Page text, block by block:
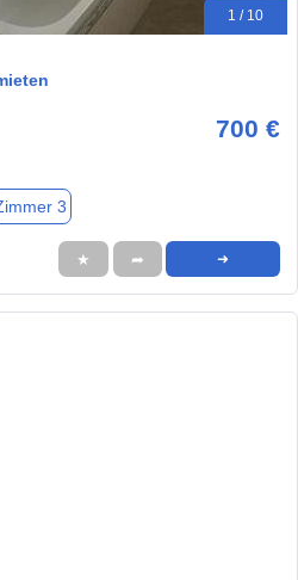
1 / 10
700 €
3
★ ➦ ➜